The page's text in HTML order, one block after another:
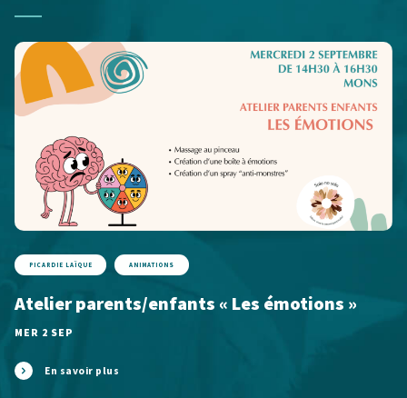
PICARDIE LAÏQUE ANIMATIONS
Atelier parents/enfants « Les émotions »
MER 2 SEP
En savoir plus